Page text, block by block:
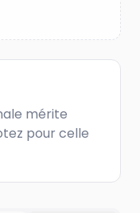
mérite
pour celle